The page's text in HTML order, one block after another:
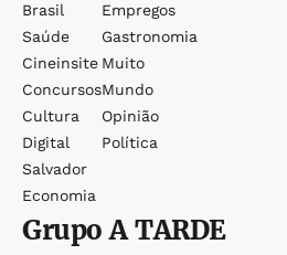
Brasil
Saúde
Cineinsite
Concursos
Cultura
Digital
Salvador
Economia
Empregos
Gastronomia
Muito
Mundo
Opinião
Política
GrupoA TARDE